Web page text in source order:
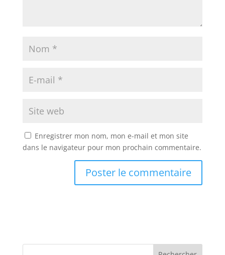
Enregistrer mon nom, mon e-mail et mon site
dans le navigateur pour mon prochain commentaire.